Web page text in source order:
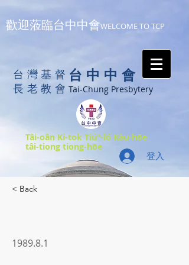
歡迎蒞臨台中中會WELCOME TO TCP
台灣基督
長老教會
台中中會
Tai-Chung Presbytery
Tâi-oân Ki-tok Tiúⁿ-ló Kàu-hōe
tâi-tiong tiong-hōe
登入
< Back
1989.8.1